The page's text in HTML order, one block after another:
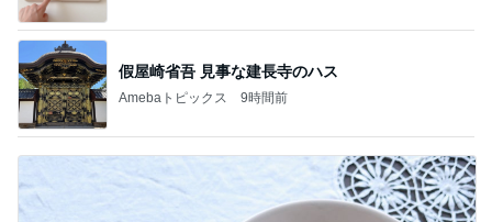
假屋崎省吾 見事な建長寺のハス
Amebaトピックス 9時間前